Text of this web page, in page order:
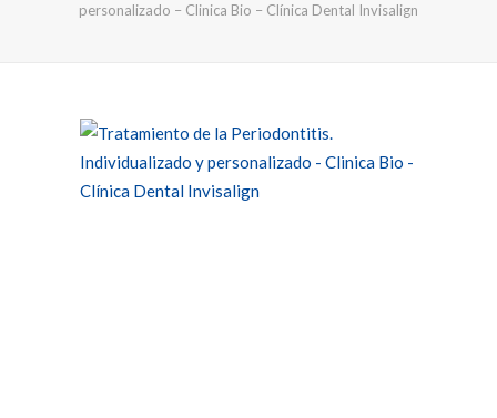
CONTACTO
personalizado – Clinica Bio – Clínica Dental Invisalign